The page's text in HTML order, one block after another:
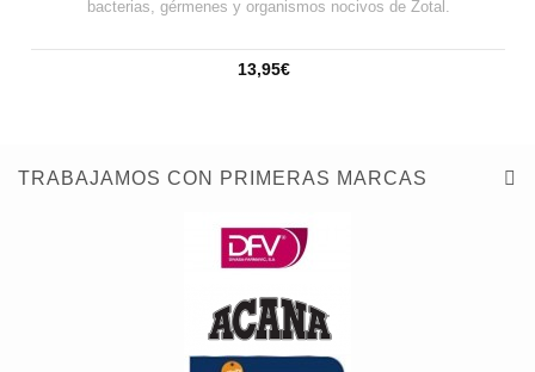
bacterias, gérmenes y organismos nocivos de Zotal.
13,95€
TRABAJAMOS CON PRIMERAS MARCAS